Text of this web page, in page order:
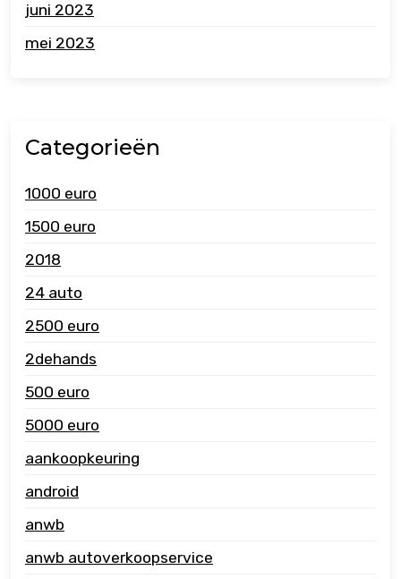
juni 2023
mei 2023
Categorieën
1000 euro
1500 euro
2018
24 auto
2500 euro
2dehands
500 euro
5000 euro
aankoopkeuring
android
anwb
anwb autoverkoopservice